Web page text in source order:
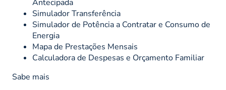
Antecipada
Simulador Transferência
Simulador de Potência a Contratar e Consumo de
Energia
Mapa de Prestações Mensais
Calculadora de Despesas e Orçamento Familiar
Sabe mais